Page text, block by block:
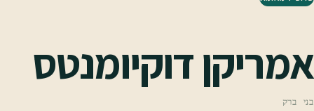
אמריקן דוקיומנטס
בני ברק